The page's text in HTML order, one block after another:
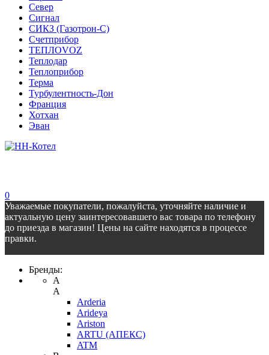
Север
Сигнал
СИКЗ (Газотрон-С)
Счетприбор
ТЕПЛОVOZ
Теплодар
Теплоприбор
Терма
Турбулентность-Дон
Франция
Хотхан
Эван
0
Уважаемые покупатели, пожалуйста, уточняйте наличие и
актуальную цену заинтересовавшего вас товара по телефону
до приезда в магазин! Цены на сайте находятся в процессе
правки.
Бренды:
A
A
Arderia
Arideya
Ariston
ARTU (АПЕКС)
ATM